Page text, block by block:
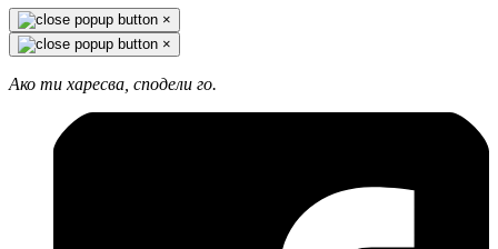
×
×
Ако ти харесва, сподели го.